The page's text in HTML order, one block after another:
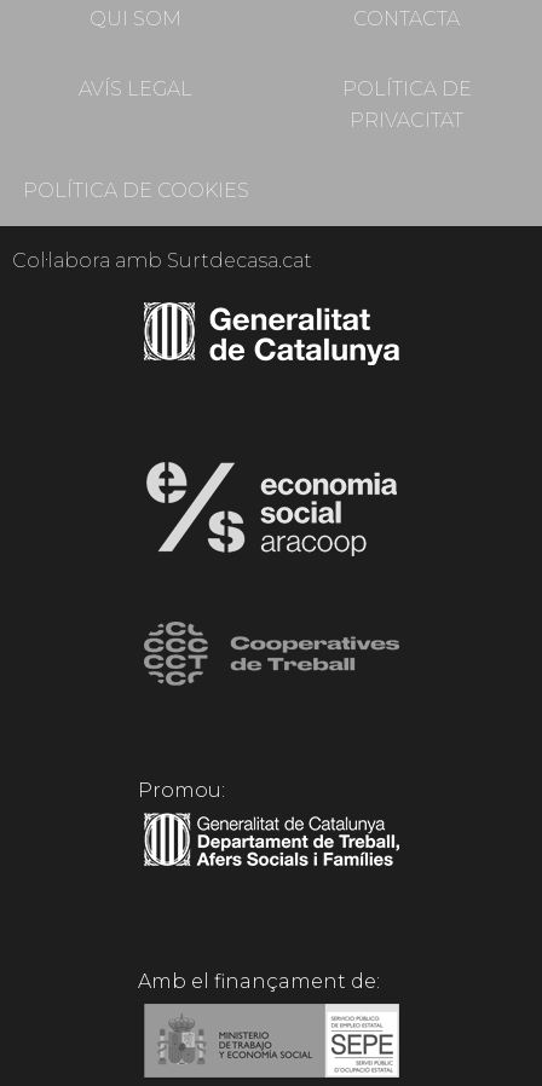
QUI SOM CONTACTA
AVÍS LEGAL
POLÍTICA DE
PRIVACITAT
POLÍTICA DE COOKIES
Col·labora amb Surtdecasa.cat
Promou:
Amb el finançament de: